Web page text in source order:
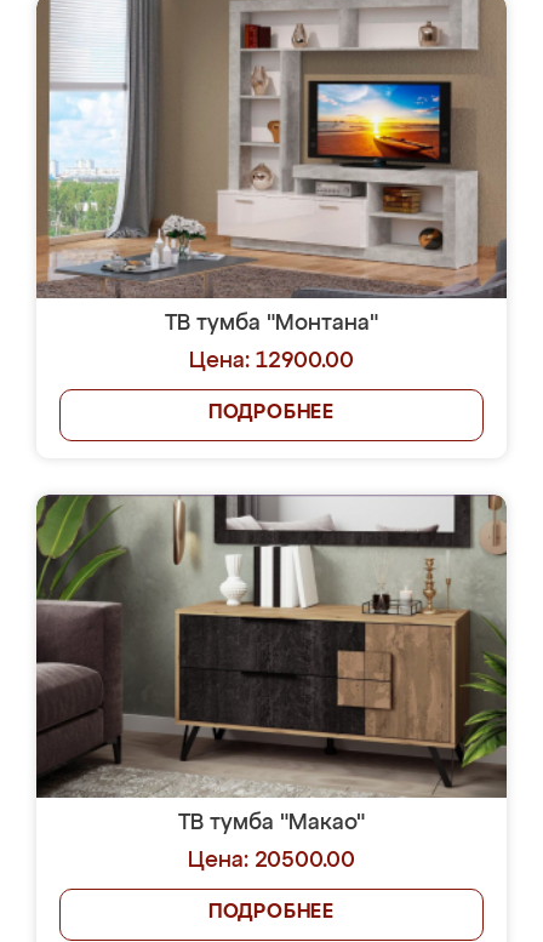
ТВ тумба "Монтана"
Цена: 12900.00
ПОДРОБНЕЕ
ТВ тумба "Макао"
Цена: 20500.00
ПОДРОБНЕЕ